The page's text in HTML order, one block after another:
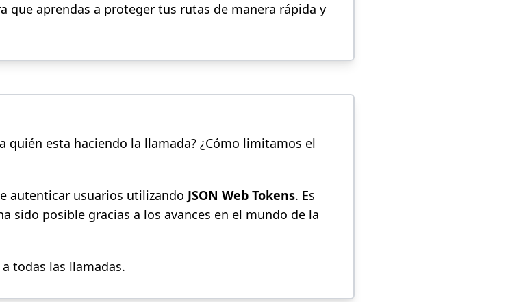
que aprendas a proteger tus rutas de manera rápida y
quién esta haciendo la llamada? ¿Cómo limitamos el
autenticar usuarios utilizando JSON Web Tokens. Es
sido posible gracias a los avances en el mundo de la
todas las llamadas.